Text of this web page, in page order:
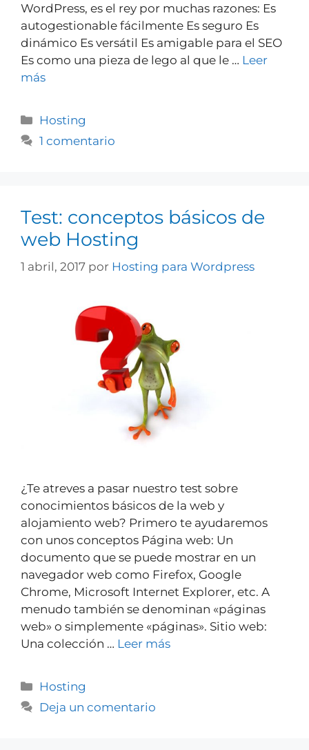
WordPress, es el rey por muchas razones: Es
autogestionable fácilmente Es seguro Es
dinámico Es versátil Es amigable para el SEO
Es como una pieza de lego al que le … Leer
más
Hosting
1 comentario
Test: conceptos básicos de
web Hosting
1 abril, 2017 por Hosting para Wordpress
¿Te atreves a pasar nuestro test sobre
conocimientos básicos de la web y
alojamiento web? Primero te ayudaremos
con unos conceptos Página web: Un
documento que se puede mostrar en un
navegador web como Firefox, Google
Chrome, Microsoft Internet Explorer, etc. A
menudo también se denominan «páginas
web» o simplemente «páginas». Sitio web:
Una colección … Leer más
Hosting
Deja un comentario